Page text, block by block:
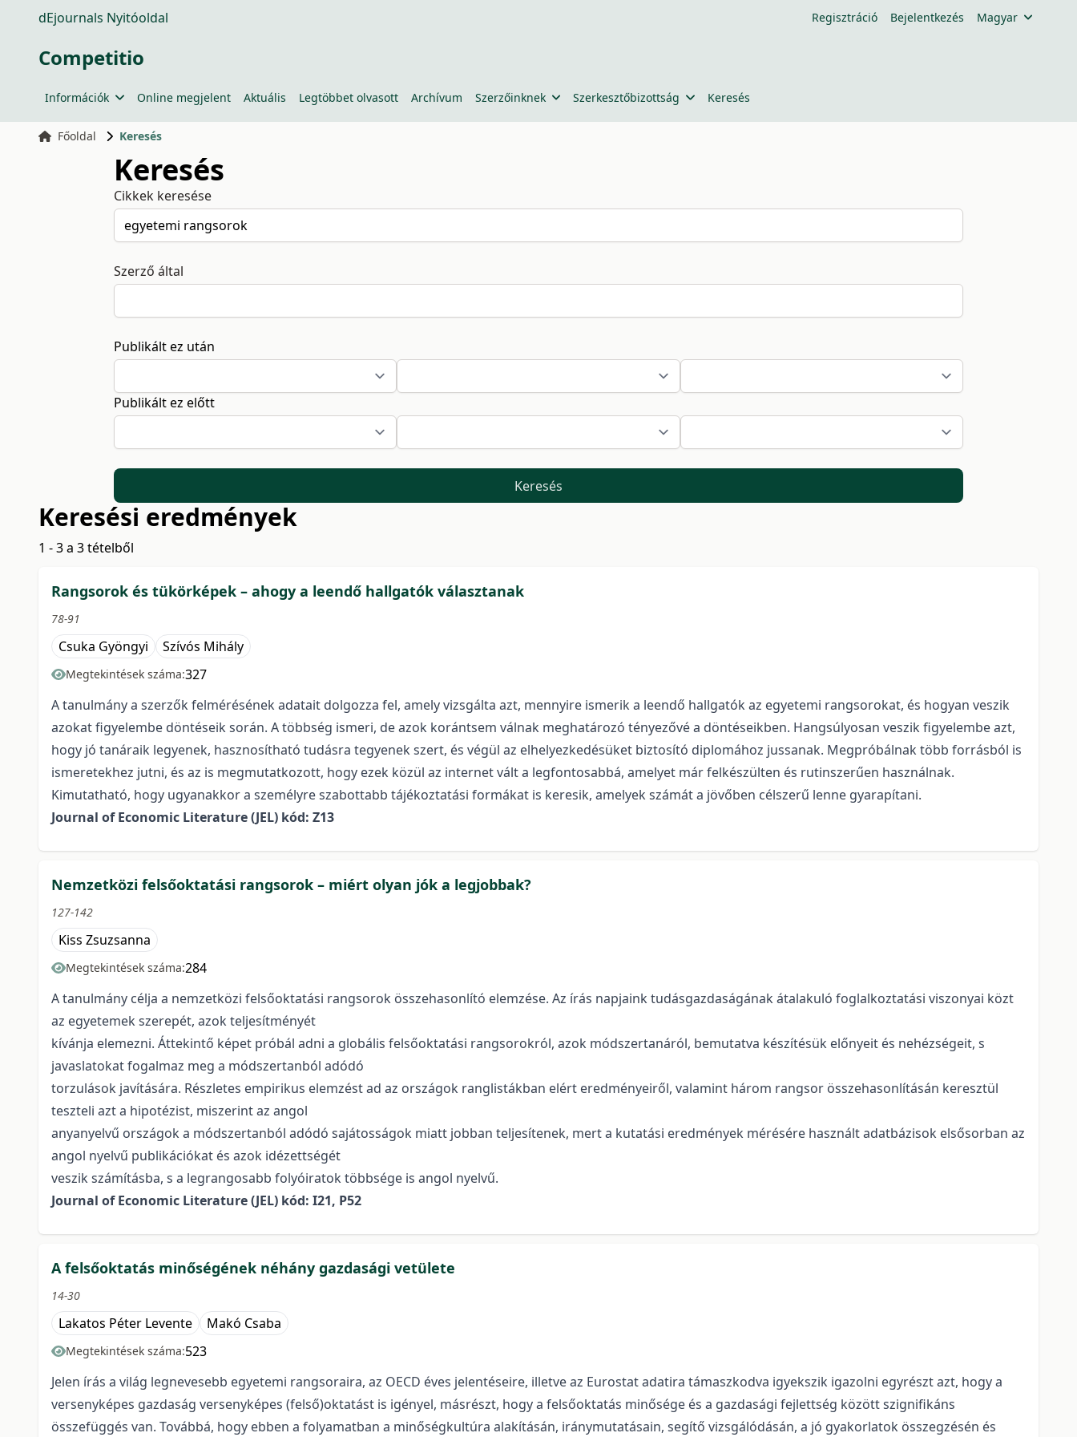
dEjournals Nyitóoldal Regisztráció Bejelentkezés Magyar
Competitio
Információk Online megjelent Aktuális Legtöbbet olvasott Archívum Szerzőinknek Szerkesztőbizottság Keresés
Főoldal Keresés
Keresés
Cikkek keresése
Szerző által
Publikált ez után
Publikált ez előtt
Keresés
Keresési eredmények
1 - 3 a 3 tételből
Rangsorok és tükörképek – ahogy a leendő hallgatók választanak
78-91
Csuka Gyöngyi Szívós Mihály
Megtekintések száma:327
A tanulmány a szerzők felmérésének adatait dolgozza fel, amely vizsgálta azt, mennyire ismerik a leendő hallgatók az egyetemi rangsorokat, és hogyan veszik
azokat figyelembe döntéseik során. A többség ismeri, de azok korántsem válnak meghatározó tényezővé a döntéseikben. Hangsúlyosan veszik figyelembe azt,
hogy jó tanáraik legyenek, hasznosítható tudásra tegyenek szert, és végül az elhelyezkedésüket biztosító diplomához jussanak. Megpróbálnak több forrásból is
ismeretekhez jutni, és az is megmutatkozott, hogy ezek közül az internet vált a legfontosabbá, amelyet már felkészülten és rutinszerűen használnak.
Kimutatható, hogy ugyanakkor a személyre szabottabb tájékoztatási formákat is keresik, amelyek számát a jövőben célszerű lenne gyarapítani.
Journal of Economic Literature (JEL) kód: Z13
Nemzetközi felsőoktatási rangsorok – miért olyan jók a legjobbak?
127-142
Kiss Zsuzsanna
Megtekintések száma:284
A tanulmány célja a nemzetközi felsőoktatási rangsorok összehasonlító elemzése. Az írás napjaink tudásgazdaságának átalakuló foglalkoztatási viszonyai közt
az egyetemek szerepét, azok teljesítményét
kívánja elemezni. Áttekintő képet próbál adni a globális felsőoktatási rangsorokról, azok módszertanáról, bemutatva készítésük előnyeit és nehézségeit, s
javaslatokat fogalmaz meg a módszertanból adódó
torzulások javítására. Részletes empirikus elemzést ad az országok ranglistákban elért eredményeiről, valamint három rangsor összehasonlításán keresztül
teszteli azt a hipotézist, miszerint az angol
anyanyelvű országok a módszertanból adódó sajátosságok miatt jobban teljesítenek, mert a kutatási eredmények mérésére használt adatbázisok elsősorban az
angol nyelvű publikációkat és azok idézettségét
veszik számításba, s a legrangosabb folyóiratok többsége is angol nyelvű.
Journal of Economic Literature (JEL) kód: I21, P52
A felsőoktatás minőségének néhány gazdasági vetülete
14-30
Lakatos Péter Levente Makó Csaba
Megtekintések száma:523
Jelen írás a világ legnevesebb egyetemi rangsoraira, az OECD éves jelentéseire, illetve az Eurostat adatira támaszkodva igyekszik igazolni egyrészt azt, hogy a
versenyképes gazdaság versenyképes (felső)oktatást is igényel, másrészt, hogy a felsőoktatás minősége és a gazdasági fejlettség között szignifikáns
összefüggés van. Továbbá, hogy ebben a folyamatban a minőségkultúra alakításán, iránymutatásain, segítő vizsgálódásán, a jó gyakorlatok összegzésén és